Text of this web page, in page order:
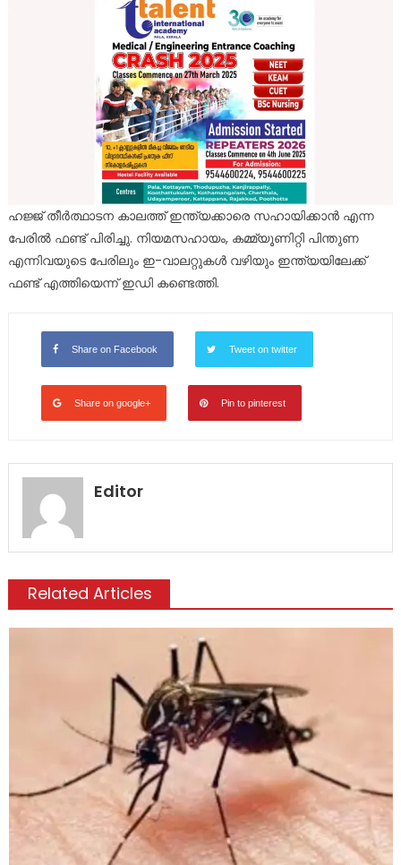
ഹജ്ജ് തീർത്ഥാടന കാലത്ത് ഇന്ത്യക്കാരെ സഹായിക്കാൻ എന്ന
പേരിൽ ഫണ്ട് പിരിച്ചു. നിയമസഹായം, കമ്മ്യൂണിറ്റി പിന്തുണ
എന്നിവയുടെ പേരിലും ഇ-വാലറ്റുകൾ വഴിയും ഇന്ത്യയിലേക്ക്
ഫണ്ട് എത്തിയെന്ന് ഇഡി കണ്ടെത്തി.
Share on Facebook Tweet on twitter
Share on google+ Pin to pinterest
Editor
Related Articles